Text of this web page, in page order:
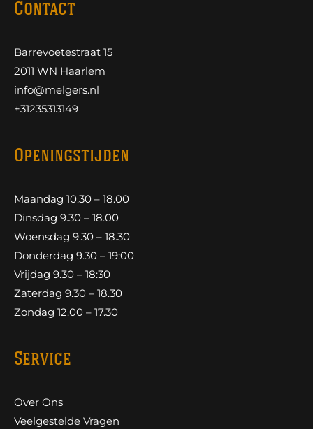
Contact
Barrevoetestraat 15
2011 WN Haarlem
info@melgers.nl
+31235313149
Openingstijden
Maandag 10.30 – 18.00
Dinsdag 9.30 – 18.00
Woensdag 9.30 – 18.30
Donderdag 9.30 – 19:00
Vrijdag 9.30 – 18:30
Zaterdag 9.30 – 18.30
Zondag 12.00 – 17.30
Service
Over Ons
Veelgestelde Vragen